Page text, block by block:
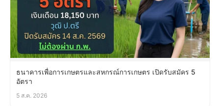
ธนาคารเพื่อการเกษตรและสหกรณ์การเกษตร เปิดรับสมัคร 5
อัตรา
5 ส.ค. 2026